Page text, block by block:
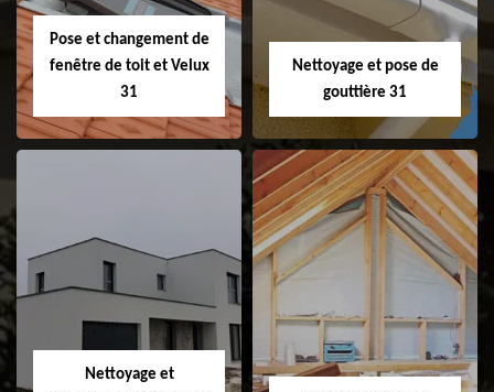
31
Pose et changement de
fenêtre de toit et Velux
31
Pose et
changement de
fenêtre de toit et
Velux 31
Nettoyage et pose de
gouttière 31
Nettoyage et pose
Nettoyage et